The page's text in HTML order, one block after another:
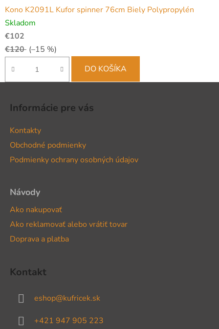
Kono K2091L Kufor spinner 76cm Biely Polypropylén
Skladom
€102
€120 (–15 %)
DO KOŠÍKA
Informácie pre vás
Kontakty
Obchodné podmienky
Podmienky ochrany osobných údajov
Návody
Ako nakupovať
Ako reklamovať alebo vrátiť tovar
Doprava a platba
Kontakt
eshop@kufricek.sk
+421 947 905 223